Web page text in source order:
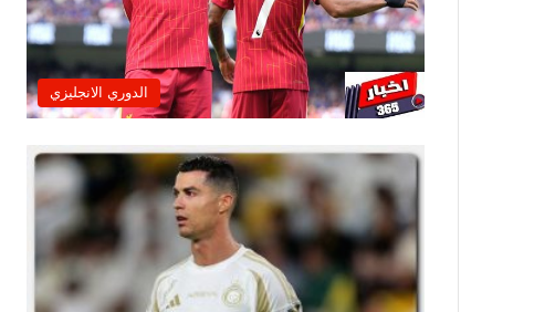
الدوري الانجليزي